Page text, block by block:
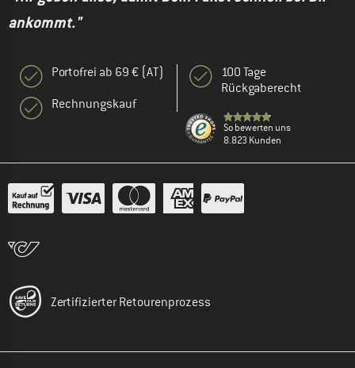
ankommt."
Portofrei ab 69 € (AT)
Rechnungskauf
100 Tage
Rückgaberecht
So bewerten uns
8.823 Kunden
Zertifizierter Retourenprozess